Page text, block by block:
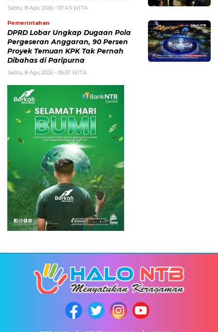
Sabtu, 8 Agu 2026 - 07:43 WITA
Pemerintahan
DPRD Lobar Ungkap Dugaan Pola
Pergeseran Anggaran, 90 Persen
Proyek Temuan KPK Tak Pernah
Dibahas di Paripurna
Sabtu, 8 Agu 2026 - 06:57 WITA